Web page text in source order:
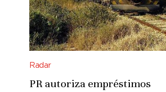
Radar
PR autoriza empréstimos